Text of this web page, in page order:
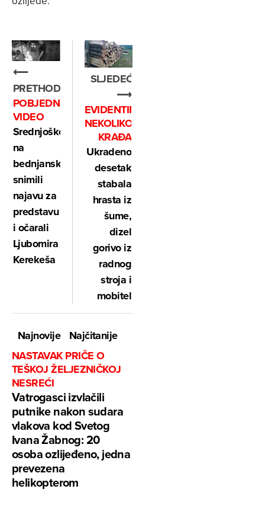
⟵
PRETHODNO
POBJEDNIČKI
VIDEO
Srednjoškolci
na
bednjanskom
snimili
najavu za
predstavu
i očarali
Ljubomira
Kerekeša
SLJEDEĆE
⟶
EVIDENTIRANO
NEKOLIKO
KRAĐA
Ukradeno
desetak
stabala
hrasta iz
šume,
dizel
gorivo iz
radnog
stroja i
mobitel
Najnovije
Najčitanije
NASTAVAK PRIČE O
TEŠKOJ ŽELJEZNIČKOJ
NESREĆI
Vatrogasci izvlačili
putnike nakon sudara
vlakova kod Svetog
Ivana Žabnog: 20
osoba ozlijeđeno, jedna
prevezena
helikopterom